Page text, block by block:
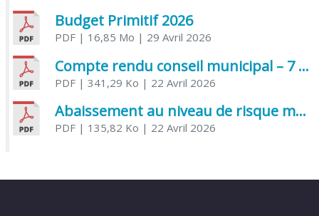
Budget Primitif 2026
PDF| 16,85 Mo | 29 Avril 2026
Compte rendu conseil municipal – 7 avril 2026
PDF| 341,29 Ko | 22 Avril 2026
Abaissement au niveau de risque modéré de l’Influenza aviaire
PDF| 135,82 Ko | 22 Avril 2026